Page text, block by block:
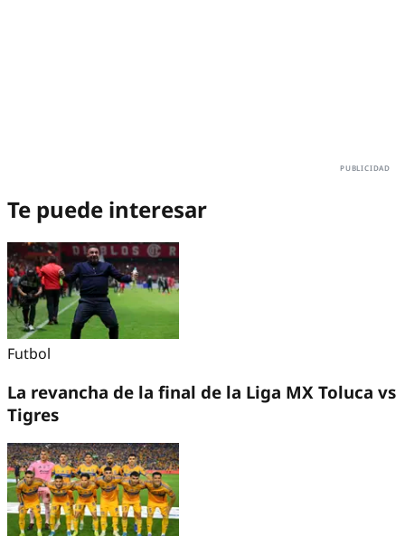
Te puede interesar
Futbol
La revancha de la final de la Liga MX Toluca vs
Tigres